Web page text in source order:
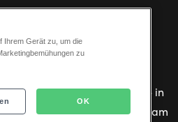
in Essen
laden zu einer Reise in
die Zeit, in der Sissis Leben am
Ihrem Gerät zu, um die
zu
OK